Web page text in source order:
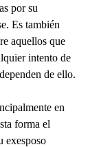
por su
Es también
aquellos que
intento de
de ello.
forma el
exesposo